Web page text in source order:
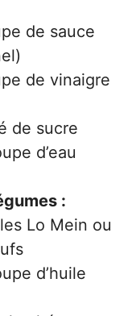
de sauce
de vinaigre
de sucre
d’eau
:
Lo Mein ou
d’huile